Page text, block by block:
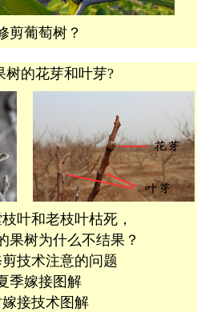
剪葡萄树？
树的花芽和叶芽?
叶和老枝叶枯死，
果树为什么不结果？
技术注意的问题
季嫁接图解
接技术图解